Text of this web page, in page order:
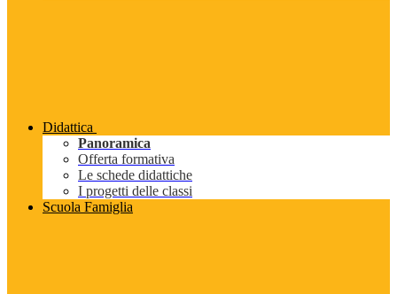
Didattica
Panoramica
Offerta formativa
Le schede didattiche
I progetti delle classi
Scuola Famiglia